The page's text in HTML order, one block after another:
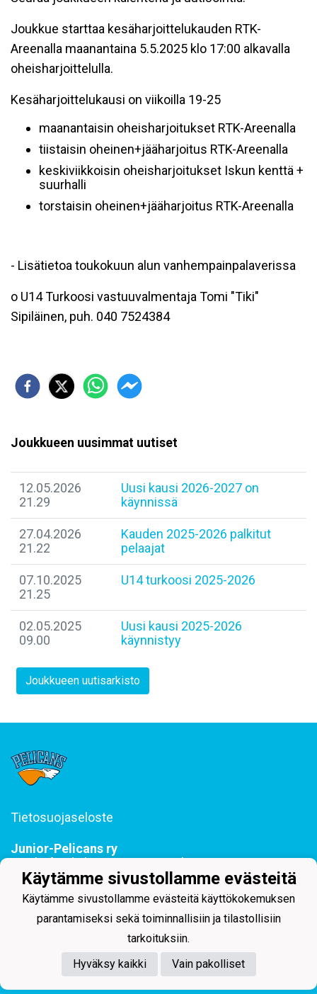
Joukkue starttaa kesäharjoittelukauden RTK-
Areenalla maanantaina 5.5.2025 klo 17:00 alkavalla
oheisharjoittelulla.
Kesäharjoittelukausi on viikoilla 19-25
maanantaisin oheisharjoitukset RTK-Areenalla
tiistaisin oheinen+jääharjoitus RTK-Areenalla
keskiviikkoisin oheisharjoitukset Iskun kenttä +
suurhalli
torstaisin oheinen+jääharjoitus RTK-Areenalla
- Lisätietoa toukokuun alun vanhempainpalaverissa
o U14 Turkoosi vastuuvalmentaja Tomi "Tiki"
Sipiläinen, puh. 040 7524384
Joukkueen uusimmat uutiset
12.05.2026
21.29
Uusi kausi 2026-2027 on
käynnissä
27.04.2026
21.22
Kauden 2025-2026 palkitut
pelaajat
07.10.2025
21.25
U14 turkoosi 2025-2026
02.05.2025
09.00
Uusi kausi 2025-2026
käynnistyy
Joukkueen uutisarkisto
Tietosuojaseloste
Junior-Pelicans ry
Svinhufvudinkatu 29, 15110 Lahti
044 255 1975 toimisto@juniorpelicans.fi
Toimisto avoinna ma-pe klo 9-15
Powered by
Käytämme sivustollamme evästeitä
Käytämme sivustollamme evästeitä käyttökokemuksen
parantamiseksi sekä toiminnallisiin ja tilastollisiin
tarkoituksiin.
Hyväksy kaikki
Vain pakolliset